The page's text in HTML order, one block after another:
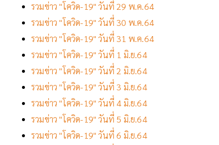
รวมข่าว "โควิด-19" วันที่ 29 พ.ค.64
รวมข่าว "โควิด-19" วันที่ 30 พ.ค.64
รวมข่าว "โควิด-19" วันที่ 31 พ.ค.64
รวมข่าว "โควิด-19" วันที่ 1 มิ.ย.64
รวมข่าว "โควิด-19" วันที่ 2 มิ.ย.64
รวมข่าว "โควิด-19" วันที่ 3 มิ.ย.64
รวมข่าว "โควิด-19" วันที่ 4 มิ.ย.64
รวมข่าว "โควิด-19" วันที่ 5 มิ.ย.64
รวมข่าว "โควิด-19" วันที่ 6 มิ.ย.64